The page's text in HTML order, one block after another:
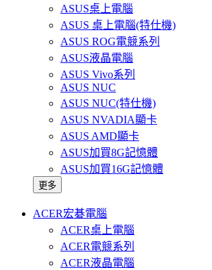
ASUS桌上電腦
ASUS 桌上電腦(特仕機)
ASUS ROG電競系列
ASUS液晶電腦
ASUS Vivo系列
ASUS NUC
ASUS NUC(特仕機)
ASUS NVADIA顯卡
ASUS AMD顯卡
ASUS加買8G記憶體
ASUS加買16G記憶體
更多
ACER宏碁電腦
ACER桌上電腦
ACER電競系列
ACER液晶電腦